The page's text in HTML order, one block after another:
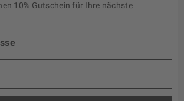
10% Gutschein für Ihre nächste